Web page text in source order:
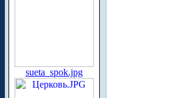
sueta_spok.jpg